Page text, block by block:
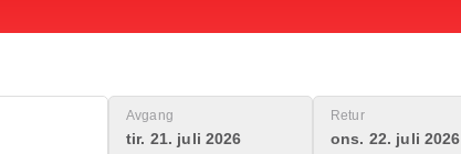
Avgang
tir. 21. juli 2026
Retur
ons. 22. juli 2026